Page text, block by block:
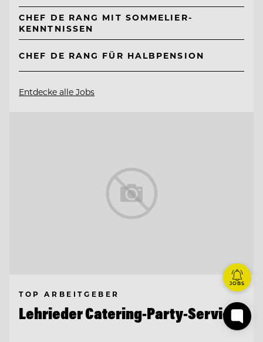
CHEF DE RANG MIT SOMMELIER-
KENNTNISSEN
CHEF DE RANG FÜR HALBPENSION
Entdecke alle Jobs
TOP ARBEITGEBER
Lehrieder Catering-Party-Service
JOBS